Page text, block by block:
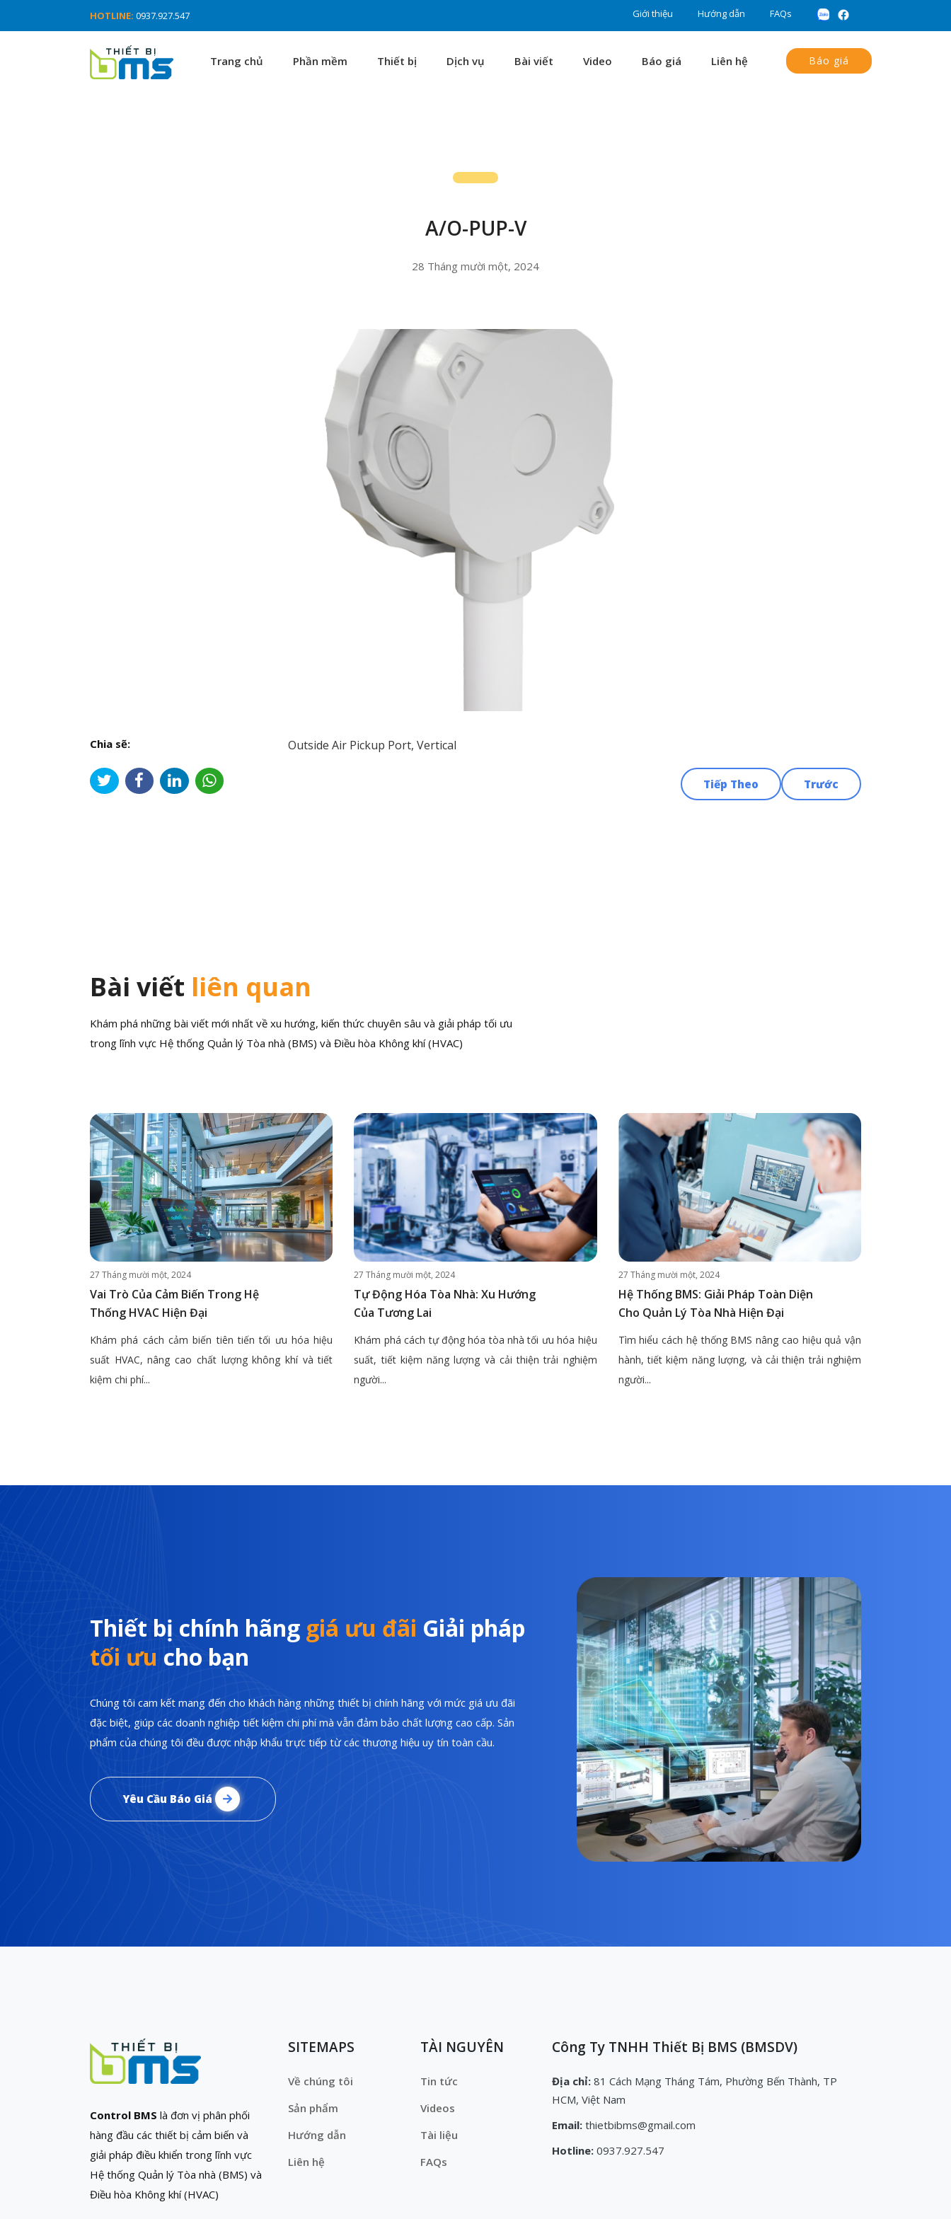
HOTLINE: 0937.927.547 Giới thiệu Hướng dẫn FAQs
Trang chủ Phần mềm Thiết bị Dịch vụ Bài viết Video Báo giá Liên hệ Báo giá
A/O-PUP-V
28 Tháng mười một, 2024
Chia sẽ: Outside Air Pickup Port, Vertical
Trước
Tiếp Theo
Bài viết liên quan
Khám phá những bài viết mới nhất về xu hướng, kiến thức chuyên sâu và giải pháp tối ưu
trong lĩnh vực Hệ thống Quản lý Tòa nhà (BMS) và Điều hòa Không khí (HVAC)
27 Tháng mười một, 2024
Vai Trò Của Cảm Biến Trong Hệ
Thống HVAC Hiện Đại
Khám phá cách cảm biến tiên tiến tối ưu hóa hiệu
suất HVAC, nâng cao chất lượng không khí và tiết
kiệm chi phí...
27 Tháng mười một, 2024
Tự Động Hóa Tòa Nhà: Xu Hướng
Của Tương Lai
Khám phá cách tự động hóa tòa nhà tối ưu hóa hiệu
suất, tiết kiệm năng lượng và cải thiện trải nghiệm
người...
27 Tháng mười một, 2024
Hệ Thống BMS: Giải Pháp Toàn Diện
Cho Quản Lý Tòa Nhà Hiện Đại
Tìm hiểu cách hệ thống BMS nâng cao hiệu quả vận
hành, tiết kiệm năng lượng, và cải thiện trải nghiệm
người...
Thiết bị chính hãng giá ưu đãi Giải pháp
tối ưu cho bạn
Chúng tôi cam kết mang đến cho khách hàng những thiết bị chính hãng với mức giá ưu đãi
đặc biệt, giúp các doanh nghiệp tiết kiệm chi phí mà vẫn đảm bảo chất lượng cao cấp. Sản
phẩm của chúng tôi đều được nhập khẩu trực tiếp từ các thương hiệu uy tín toàn cầu.
Yêu Cầu Báo Giá
Control BMS là đơn vị phân phối
hàng đầu các thiết bị cảm biến và
giải pháp điều khiển trong lĩnh vực
Hệ thống Quản lý Tòa nhà (BMS) và
Điều hòa Không khí (HVAC)
SITEMAPS
Về chúng tôi
Sản phẩm
Hướng dẫn
Liên hệ
TÀI NGUYÊN
Tin tức
Videos
Tài liệu
FAQs
Công Ty TNHH Thiết Bị BMS (BMSDV)
Địa chỉ: 81 Cách Mạng Tháng Tám, Phường Bến Thành, TP
HCM, Việt Nam
Email: thietbibms@gmail.com
Hotline: 0937.927.547